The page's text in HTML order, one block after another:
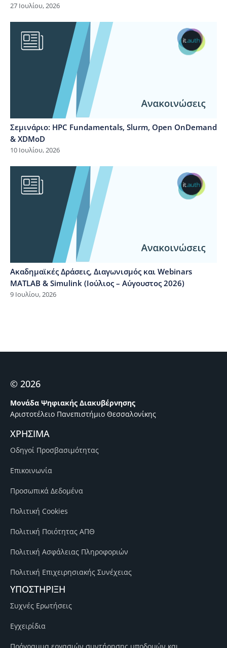
27 Ιουλίου, 2026
Σεμινάριο: HPC Fundamentals, Slurm, Open OnDemand
& XDMoD
10 Ιουλίου, 2026
Ακαδημαϊκές Δράσεις, Διαγωνισμός και Webinars
MATLAB & Simulink (Ιούλιος – Αύγουστος 2026)
9 Ιουλίου, 2026
© 2026
Μονάδα Ψηφιακής Διακυβέρνησης
Αριστοτέλειο Πανεπιστήμιο Θεσσαλονίκης
ΧΡΗΣΙΜΑ
Οδηγοί Προσβασιμότητας
Επικοινωνία
Προσωπικά Δεδομένα
Πολιτική Cookies
Πολιτική Ποιότητας ΑΠΘ
Πολιτική Ασφάλειας Πληροφοριών
Πολιτική Επιχειρησιακής Συνέχειας
ΥΠΟΣΤΗΡΙΞΗ
Συχνές Ερωτήσεις
Εγχειρίδια